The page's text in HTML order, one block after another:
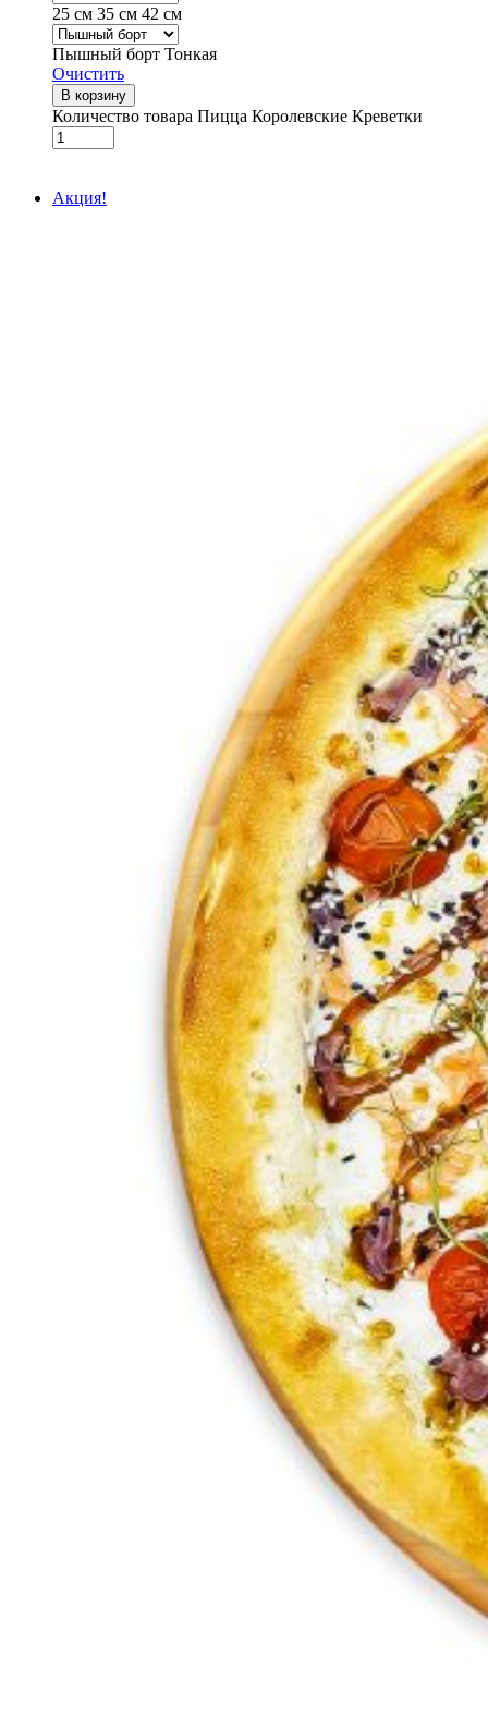
25 см 35 см 42 см
Пышный борт Тонкая
Очистить
В корзину
Количество товара Пицца Королевские Креветки
Акция!